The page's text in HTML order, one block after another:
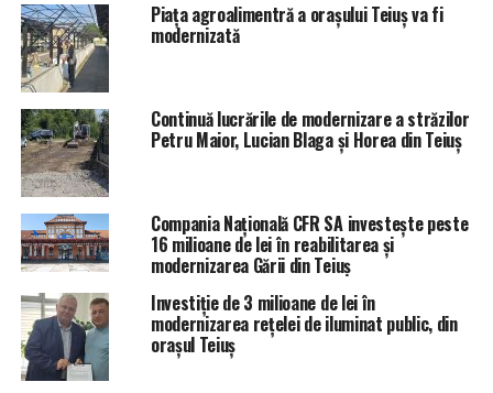
Piața agroalimentră a orașului Teiuș va fi
modernizată
Continuă lucrările de modernizare a străzilor
Petru Maior, Lucian Blaga și Horea din Teiuș
Compania Națională CFR SA investește peste
16 milioane de lei în reabilitarea și
modernizarea Gării din Teiuș
Investiție de 3 milioane de lei în
modernizarea rețelei de iluminat public, din
orașul Teiuș